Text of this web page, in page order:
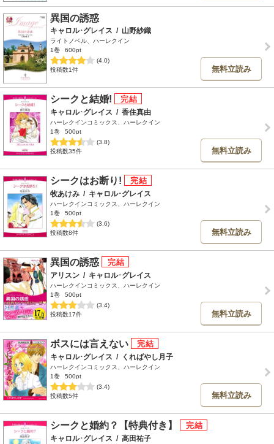
異国の誘惑
キャロル･グレイス / 山野紗織
ライトノベル、ハーレクイン
1巻
600pt
(4.0)
投稿数1件
無料立読み
シークと結婚!
キャロル･グレイス / 香住真由
ハーレクインコミックス、ハーレクイン
1巻
500pt
(3.8)
投稿数35件
無料立読み
シークはお断り!
牧あけみ / キャロル･グレイス
ハーレクインコミックス、ハーレクイン
1巻
500pt
(3.6)
投稿数8件
無料立読み
異国の誘惑
アリスン / キャロル･グレイス
ハーレクインコミックス、ハーレクイン
1巻
500pt
(3.4)
投稿数17件
無料立読み
ボスには言えない
キャロル･グレイス / くればやし月子
ハーレクインコミックス、ハーレクイン
1巻
500pt
(3.4)
投稿数5件
無料立読み
シークと婚約？【特典付き】
キャロル･グレイス / 高田祐子